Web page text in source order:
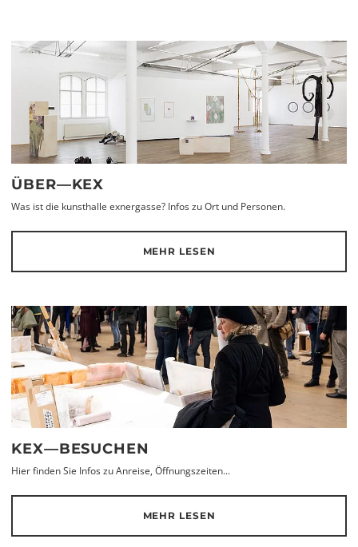
ÜBER—KEX
Was ist die kunsthalle exnergasse? Infos zu Ort und Personen.
MEHR LESEN
KEX—BESUCHEN
Hier finden Sie Infos zu Anreise, Öffnungszeiten...
MEHR LESEN